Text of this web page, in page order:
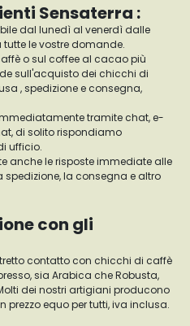
Sensaterra :
dal lunedì al venerdì dalle
tutte le vostre domande.
o sul coffee al cacao più
sull'acquisto dei chicchi di
, spedizione e consegna,
tramite chat, e-
di solito rispondiamo
ufficio.
anche le risposte immediate alle
la consegna e altro
con gli
contatto con chicchi di caffè
sia Arabica che Robusta,
dei nostri artigiani producono
equo per tutti, iva inclusa.